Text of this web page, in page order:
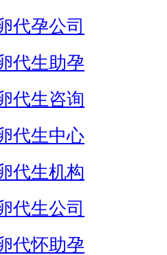
代孕公司
代生助孕
代生咨询
代生中心
代生机构
代生公司
代怀助孕